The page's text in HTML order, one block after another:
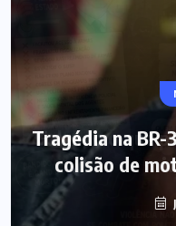
Tragédia na
colisão de